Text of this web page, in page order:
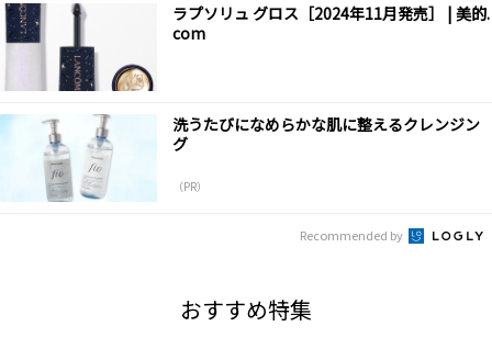
ラプソリュ グロス［2024年11月発売］ | 美的.
com
洗うたびになめらかな肌に整えるクレンジン
グ
（PR）
Recommended by
おすすめ特集